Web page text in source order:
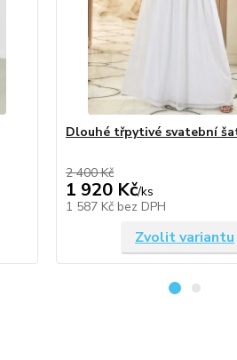
Dlouhé třpytivé svatební
2 400 Kč
1 920 Kč/ks
1 587 Kč bez DPH
Zvolit variantu